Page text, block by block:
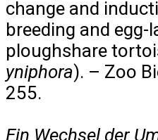
change and
breeding and egg-
ploughshare
yniphora). – Zoo
255.
Ein Wechsel der